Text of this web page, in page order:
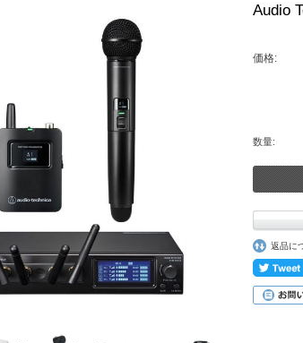
Audio
価格:
数量:
返品に